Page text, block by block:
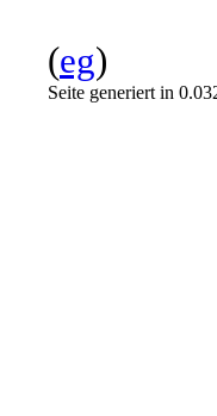
(eg)
Seite generiert in